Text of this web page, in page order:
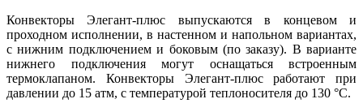
Конвекторы Элегант-плюс выпускаются в концевом и
проходном исполнении, в настенном и напольном вариантах,
с нижним подключением и боковым (по заказу). В варианте
нижнего подключения могут оснащаться встроенным
термоклапаном. Конвекторы Элегант-плюс работают при
давлении до 15 атм, с температурой теплоносителя до 130 °С.